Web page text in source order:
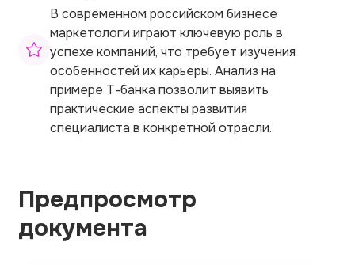
В современном российском бизнесе
маркетологи играют ключевую роль в
успехе компаний, что требует изучения
особенностей их карьеры. Анализ на
примере Т-банка позволит выявить
практические аспекты развития
специалиста в конкретной отрасли.
Предпросмотр
документа